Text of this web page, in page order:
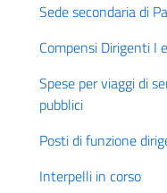
Sede secondaria di
Compensi Dirigenti I
Spese per viaggi di
pubblici
Posti di funzione
Interpelli in corso